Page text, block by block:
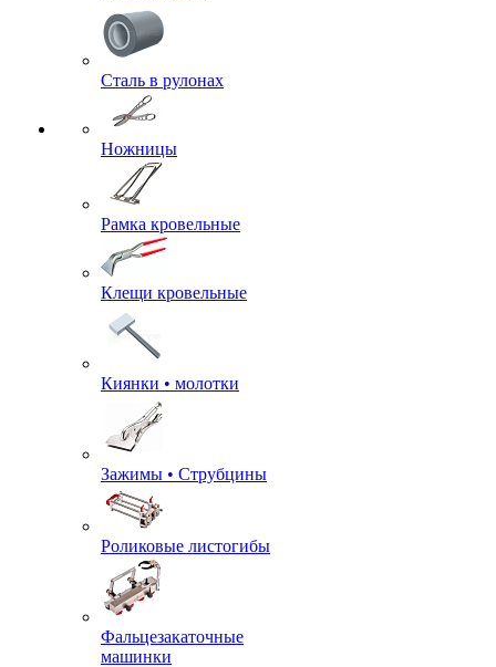
Сталь в рулонах
Ножницы
Рамка кровельные
Клещи кровельные
Киянки • молотки
Зажимы • Струбцины
Роликовые листогибы
Фальцезакаточные
машинки